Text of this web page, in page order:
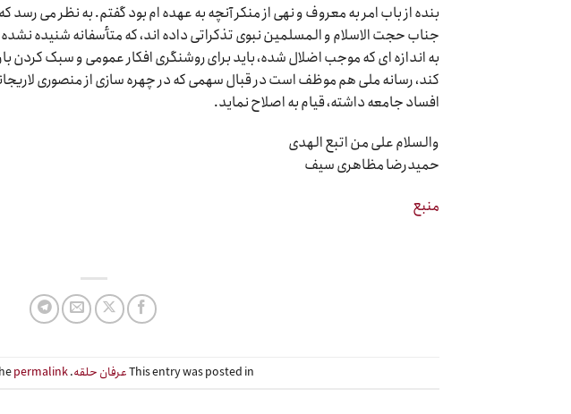
بنده از باب امر به معروف و نهی از منکر آنچه به عهده ام بود گفتم. به نظر می
جناب حجت الاسلام و المسلمین نبوی تذکراتی داده اند، که متأسفانه شنیده
به اندازه ای که موجب اضلال شده، باید برای روشنگری افکار عمومی و سبک کردن
کند، رسانه ملی هم موظف است در قبال سهمی که در چهره سازی از منصوری
افساد جامعه داشته، قیام به اصلاح نماید.
والسلام علی من اتبع الهدی
حمیدرضا مظاهری سیف
منبع
This entry was posted inعرفان حلقه. Bookmark the
permalink